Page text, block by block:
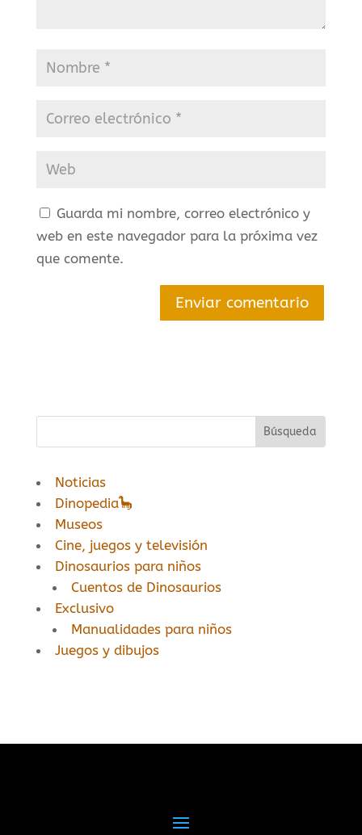
Guarda mi nombre, correo electrónico y
web en este navegador para la próxima vez
que comente.
Enviar comentario
Noticias
Dinopedia🦕
Museos
Cine, juegos y televisión
Dinosaurios para niños
Cuentos de Dinosaurios
Exclusivo
Manualidades para niños
Juegos y dibujos